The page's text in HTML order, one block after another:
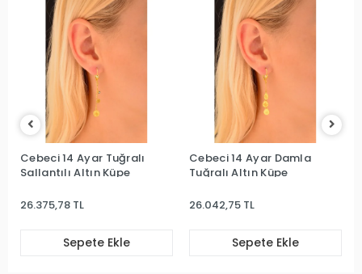
Cebeci 14 Ayar Tuğralı
Sallantılı Altın Küpe
26.375,78 TL
Sepete Ekle
Cebeci 14 Ayar Damla
Tuğralı Altın Küpe
26.042,75 TL
Sepete Ekle